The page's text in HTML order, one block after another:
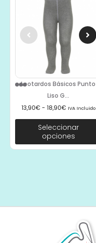
Leotardos Básicos Punto
Liso G...
13,90€ - 18,90€ IVA Incluido
Seleccionar
opciones